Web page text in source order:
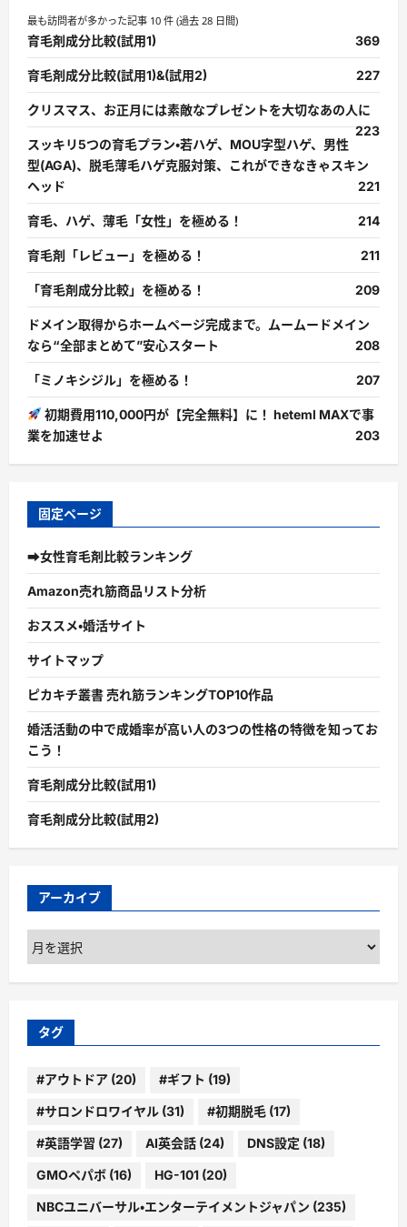
最も訪問者が多かった記事 10 件 (過去 28 日間)
育毛剤成分比較(試用1) 369
育毛剤成分比較(試用1)&(試用2) 227
クリスマス、お正月には素敵なプレゼントを大切なあの人に
223
スッキリ5つの育毛プラン・若ハゲ、MOU字型ハゲ、男性
型(AGA)、脱毛薄毛ハゲ克服対策、これができなきゃスキン
ヘッド
221
育毛、ハゲ、薄毛「女性」を極める！ 214
育毛剤「レビュー」を極める！ 211
「育毛剤成分比較」を極める！ 209
ドメイン取得からホームページ完成まで。ムームードメイン
なら“全部まとめて”安心スタート
208
「ミノキシジル」を極める！ 207
初期費用110,000円が【完全無料】に！ heteml MAXで事
業を加速せよ
203
固定ページ
➡女性育毛剤比較ランキング
Amazon売れ筋商品リスト分析
おススメ・婚活サイト
サイトマップ
ピカキチ叢書 売れ筋ランキングTOP10作品
婚活活動の中で成婚率が高い人の3つの性格の特徴を知ってお
こう！
育毛剤成分比較(試用1)
育毛剤成分比較(試用2)
アーカイブ
ア
ー
カ
ブ
タグ
#アウトドア (20) #ギフト (19)
#サロンドロワイヤル (31) #初期脱毛 (17)
#英語学習 (27) AI英会話 (24) DNS設定 (18)
GMOペパボ (16) HG-101 (20)
NBCユニバーサル・エンターテイメントジャパン (235)